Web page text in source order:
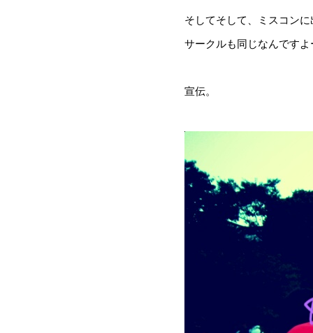
そしてそして、ミスコン
サークルも同じなんです
宣伝。